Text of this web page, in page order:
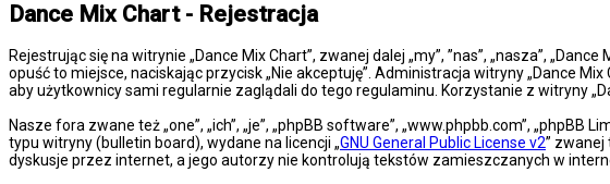
Dance Mix Chart - Rejestracja
Rejestrując się na witrynie „Dance Mix Chart”, zwanej dalej „my”, ”nas”, „nasza”,
opuść to miejsce, naciskając przycisk „Nie akceptuję”. Administracja witryny „Dance
aby użytkownicy sami regularnie zaglądali do tego regulaminu. Korzystanie z witryny
Nasze fora zwane też „one”, „ich”, „je”, „phpBB software”, „www.phpbb.com”,
typu witryny (bulletin board), wydane na licencji „GNU General Public License v2” zwanej
dyskusje przez internet, a jego autorzy nie kontrolują tekstów zamieszczanych w